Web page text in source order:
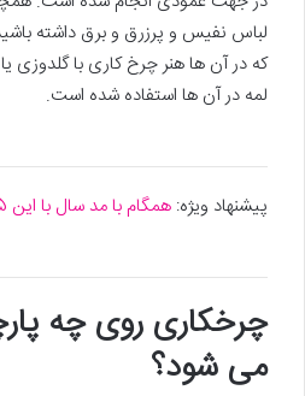
لباس نفیس و پرزرق و برق داشته
که در آن ها هنر چرخ کاری با گلدوزی
لمه در آن ها استفاده شده است.
پیشنهاد ویژه: همگام با مد سال با این 5 پارچه + ایده دوخت
چرخکاری روی چه
می شود؟